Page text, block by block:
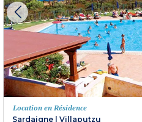
Location en Résidence
Sardaigne | Villaputzu